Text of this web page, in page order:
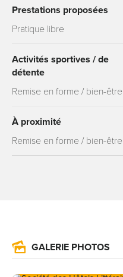
Prestations proposées
Pratique libre
Activités sportives / de
détente
Remise en forme / bien-être
À proximité
Remise en forme / bien-être
GALERIE PHOTOS